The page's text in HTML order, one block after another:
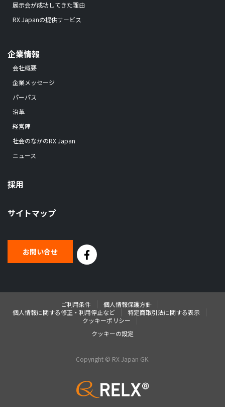
展示会が成功してきた理由
RX Japanの提供サービス
企業情報
会社概要
企業メッセージ
パーパス
沿革
経営陣
社会のなかのRX Japan
ニュース
採用
サイトマップ
お問い合せ
ご利用条件
個人情報保護方針
個人情報に関する修正・利用停止など
特定商取引法に関する表示
クッキーポリシー
クッキーの設定
Copyright © RX Japan GK.